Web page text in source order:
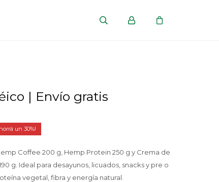
| Envío gratis
30
Coffee 200 g, Hemp Protein 250 g y Crema de
g. Ideal para desayunos, licuados, snacks y pre o
vegetal, fibra y energía natural.